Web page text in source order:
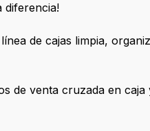
diferencia!
de cajas limpia,
de venta cruzada en caja